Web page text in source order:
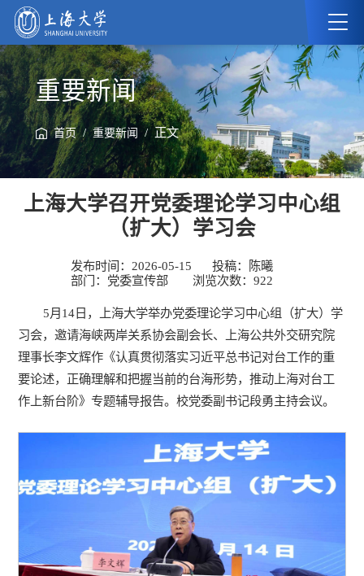
重要新闻
首页/重要新闻 / 正文
上海大学召开党委理论学习中心组
（扩大）学习会
发布时间：2026-05-15
投稿：陈曦
部门：党委宣传部
浏览次数： 922
5月14日，上海大学举办党委理论学习中心组（扩大）学
习会，邀请海峡两岸关系协会副会长、上海公共外交研究院
理事长李文辉作《认真贯彻落实习近平总书记对台工作的重
要论述，正确理解和把握当前的台海形势，推动上海对台工
作上新台阶》专题辅导报告。校党委副书记段勇主持会议。